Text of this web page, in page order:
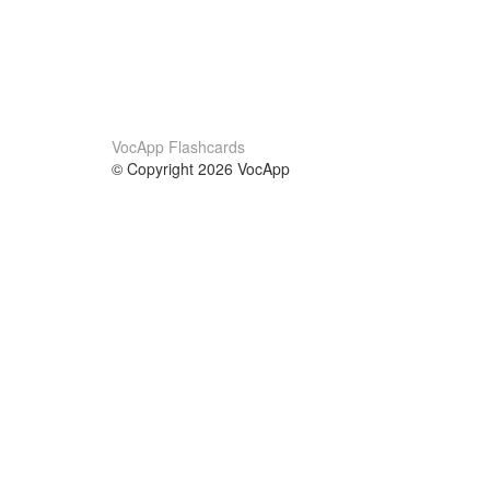
VocApp Flashcards
© Copyright 2026 VocApp